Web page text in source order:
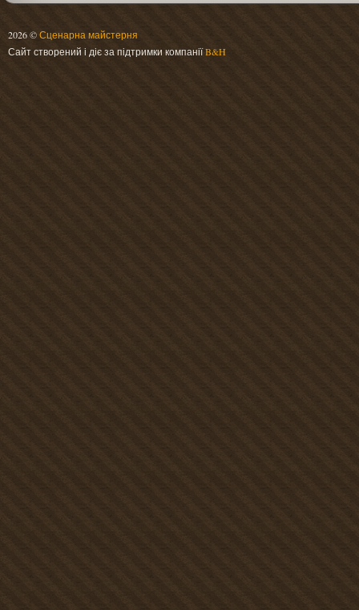
2026 ©Сценарна майстерня
Сайт створений і діє за підтримки компаніїB&H